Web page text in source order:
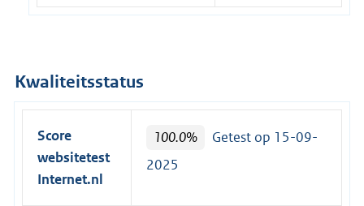
Kwaliteitsstatus
Score
websitetest
Internet.nl
100.0%
Getest op 15-09-
2025